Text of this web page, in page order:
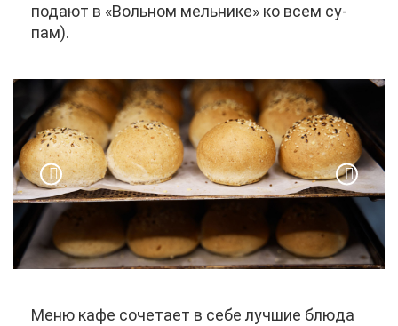
по­да­ют в «Воль­ном мель­ни­ке» ко всем су­
пам).
Ме­ню ка­фе со­че­та­ет в се­бе луч­шие блю­да